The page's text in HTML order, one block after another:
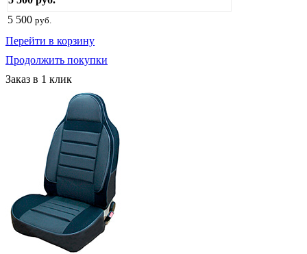
5 500 руб.
Перейти в корзину
Продолжить покупки
Заказ в 1 клик